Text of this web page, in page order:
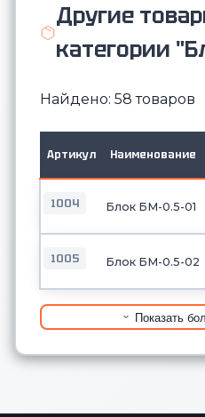
Другие
категории
Найдено: 58 товаров
Артикул Наименование
1004 Блок БМ-0.5-01
1005 Блок БМ-0.5-02
Показать